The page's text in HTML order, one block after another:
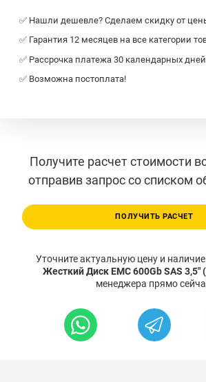
✅ Нашли дешевле? Сделаем скидку от
✅ Гарантия 12 месяцев на все категории
✅ Рассрочка платежа 30 календарных дней
✅ Возможна постоплата!
Получите расчет стоимости
отправив запрос со списком
ПОЛУЧИТЬ РАСЧЕТ
Уточните актуальную цену и
Жесткий Диск EMC 600Gb SAS 3,5"
менеджера прямо